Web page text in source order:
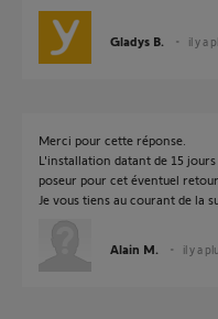
Gladys B. il y a
Merci pour cette réponse.
L'installation datant de 15
poseur pour cet éventuel retour
Je vous tiens au courant de la
Alain M. il y a